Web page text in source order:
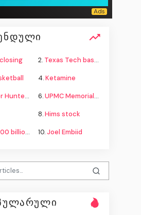
2. Texas Tech basketball
4.Ketamine
Wilds 6.UPMC Memorial shooting
8.Hims stock
investment 10.Joel Embiid